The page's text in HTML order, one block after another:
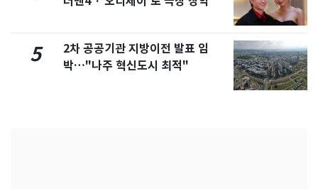
5
2차 공공기관 지방이전 발표 임
박…"나주 혁신도시 최적"